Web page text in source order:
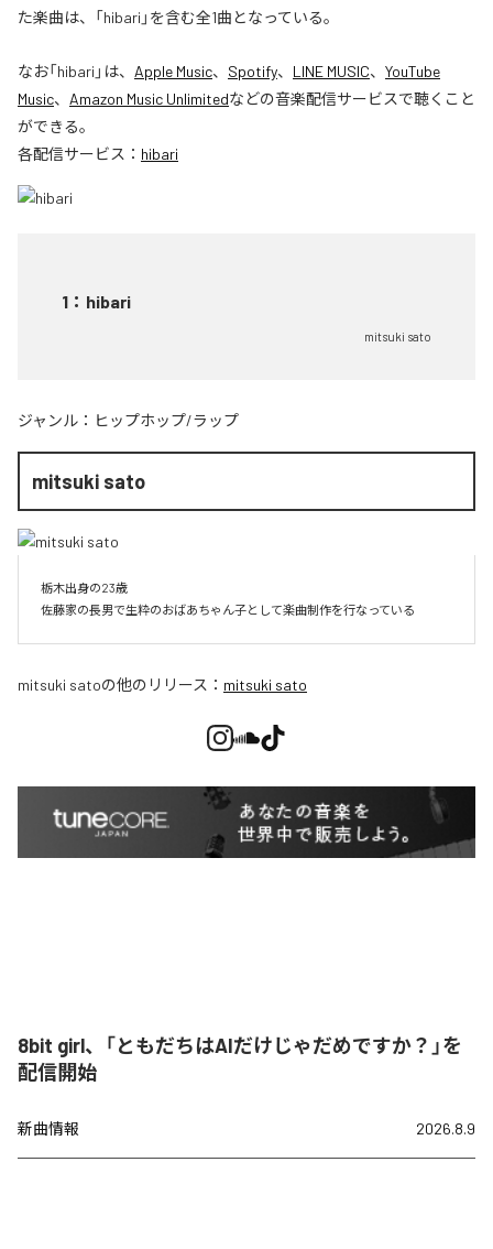
た楽曲は、「hibari」を含む全1曲となっている。
なお「hibari 」は、 Apple Music、 Spotify、 LINE MUSIC、 YouTube
Music、 Amazon Music Unlimitedなどの音楽配信サービスで聴くこと
ができる。
各配信サービス： hibari
1 ： hibari
mitsuki sato
ジャンル： ヒップホップ/ラップ
mitsuki sato
栃木出身の23歳
佐藤家の長男で生粋のおばあちゃん子として楽曲制作を行なっている
mitsuki satoの他のリリース： mitsuki sato
8bit girl、「ともだちはAIだけじゃだめですか？」を
配信開始
新曲情報 2026.8.9